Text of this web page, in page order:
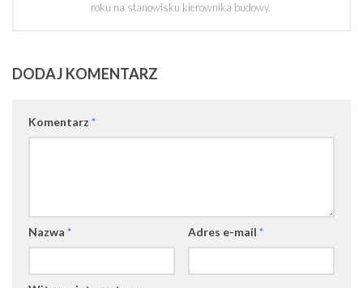
roku na stanowisku kierownika budowy.
DODAJ KOMENTARZ
Komentarz *
Nazwa * Adres e-mail *